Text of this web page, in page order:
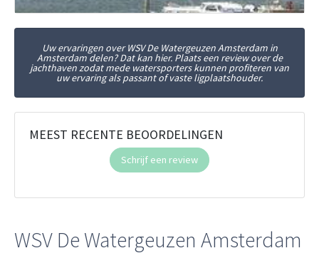
Uw ervaringen over WSV De Watergeuzen Amsterdam in
Amsterdam delen? Dat kan hier. Plaats een review over de
jachthaven zodat mede watersporters kunnen profiteren van
uw ervaring als passant of vaste ligplaatshouder.
MEEST RECENTE BEOORDELINGEN
Schrijf een review
WSV De Watergeuzen Amsterdam